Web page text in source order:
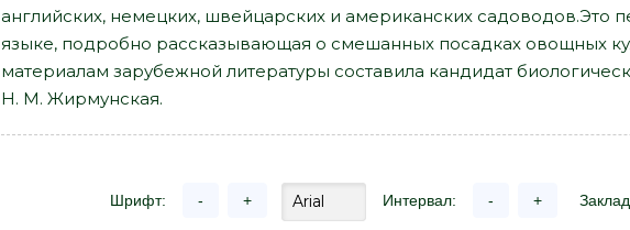
английских, немецких, швейцарских и американских садоводов.Это
языке, подробно рассказывающая о смешанных посадках овощных
материалам зарубежной литературы составила кандидат
Н. М. Жирмунская.
Шрифт: - + Интервал: - +